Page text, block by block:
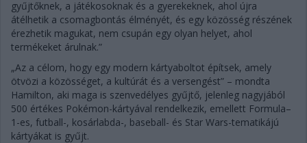
gyűjtőknek, a játékosoknak és a gyerekeknek, ahol újra
átélhetik a csomagbontás élményét, és egy közösség részének
érezhetik magukat, nem csupán egy olyan helyet, ahol
termékeket árulnak.”
„Az a célom, hogy egy modern kártyaboltot építsek, amely
ötvözi a közösséget, a kultúrát és a versengést” – mondta
Hamilton, aki maga is szenvedélyes gyűjtő, jelenleg nagyjából
500 értékes Pokémon-kártyával rendelkezik, emellett Formula–
1-es, futball-, kosárlabda-, baseball- és Star Wars-tematikájú
kártyákat is gyűjt.